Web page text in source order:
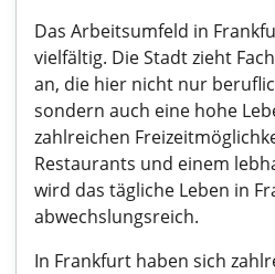
Das Arbeitsumfeld in
vielfältig. Die Stadt zieht
an, die hier nicht nur
sondern auch eine hohe
zahlreichen
Restaurants und einem
wird das tägliche Leben in
abwechslungsreich.
In Frankfurt haben sich